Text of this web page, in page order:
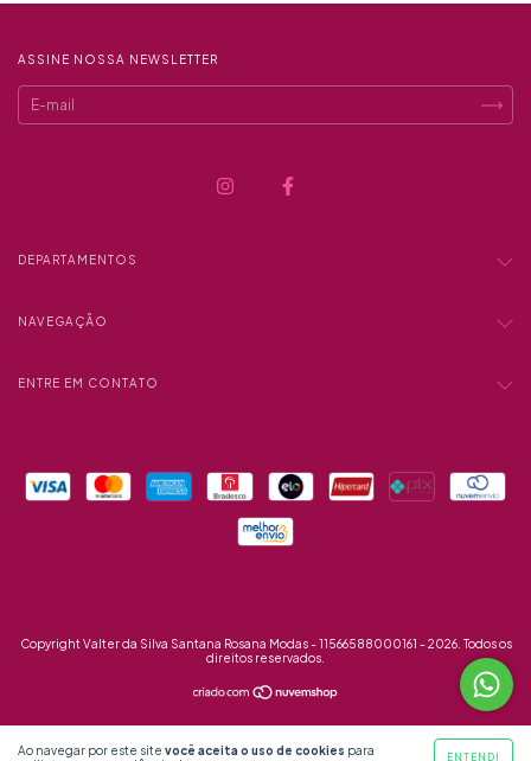
Ao navegar por este site você aceita o uso de cookies para
ENTENDI
ASSINE NOSSA NEWSLETTER
DEPARTAMENTOS
NAVEGAÇÃO
ENTRE EM CONTATO
Copyright Valter da Silva Santana Rosana Modas - 11566588000161 - 2026. Todos os
direitos reservados.